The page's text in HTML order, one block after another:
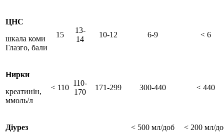
ЦНС
шкала коми
Глазго, бали
15
13-
14
10-12 6-9 < 6
Нирки
креатинін,
ммоль/л
< 110
110-
170
171-299 300-440 < 440
Діурез < 500 мл/доб < 200 мл/